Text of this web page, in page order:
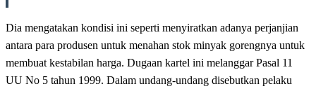
Dia mengatakan kondisi ini seperti menyiratkan adanya perjanjian
antara para produsen untuk menahan stok minyak gorengnya untuk
membuat kestabilan harga. Dugaan kartel ini melanggar Pasal 11
UU No 5 tahun 1999. Dalam undang-undang disebutkan pelaku